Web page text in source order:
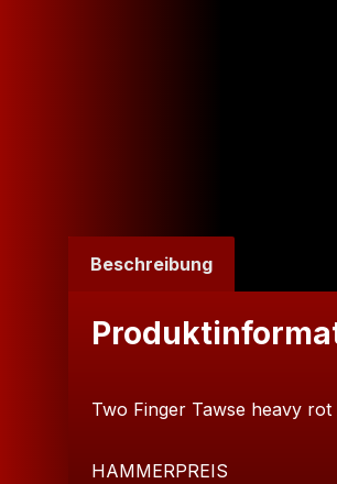
Beschreibung
Two Finger Tawse heavy rot
HAMMERPREIS